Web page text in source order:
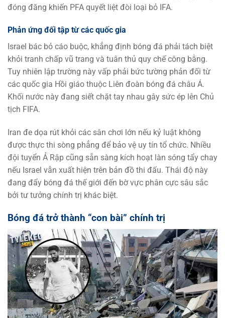
đóng đăng khiến PFA quyết liệt đòi loại bỏ IFA.
Phản ứng đối tập từ các quốc gia
Israel bác bỏ cáo buộc, khẳng định bóng đá phải tách biệt
khỏi tranh chấp vũ trang và tuân thủ quy chế công bằng.
Tuy nhiên lập trường này vấp phải bức tường phản đối từ
các quốc gia Hồi giáo thuộc Liên đoàn bóng đá châu Á.
Khối nước này đang siết chặt tay nhau gây sức ép lên Chủ
tịch FIFA.
Iran đe dọa rút khỏi các sân chơi lớn nếu kỷ luật không
được thực thi sòng phẳng để bảo vệ uy tín tổ chức. Nhiều
đội tuyển Ả Rập cũng sẵn sàng kích hoạt làn sóng tẩy chay
nếu Israel vẫn xuất hiện trên bản đồ thi đấu. Thái độ này
đang đẩy bóng đá thế giới đến bờ vực phân cực sâu sắc
bởi tư tưởng chính trị khác biệt.
Bóng đá trở thành “con bài” chính trị